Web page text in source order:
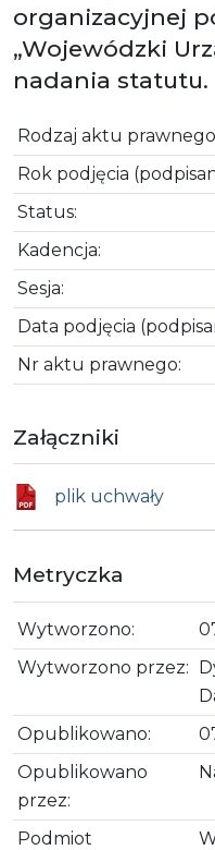
organizacyjnej
„Wojewódzki
nadania statutu.
Rodzaj aktu
Rok podjęcia
Status:
Kadencja:
Sesja:
Data podjęcia
Nr aktu prawnego:
Załączniki
plik uchwały
Metryczka
Wytworzono:
Wytworzono przez:
Opublikowano:
Opublikowano
przez:
Podmiot